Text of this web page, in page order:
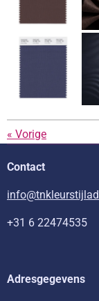
« Vorige
Contact
+31 6 22474535
Adresgegevens